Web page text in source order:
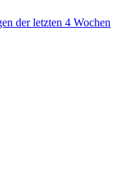
der letzten 4 Wochen